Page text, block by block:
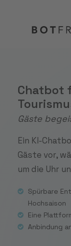
Produkt
Lösungen
Case Studies
Preise
KOSTENFREI TESTEN
DEMO VEREINBAREN
Chatbot
Gäste
Ein KI-
Gäste vor,
um die Uhr
Spürbare
Hochsaison
Eine
Anbindung